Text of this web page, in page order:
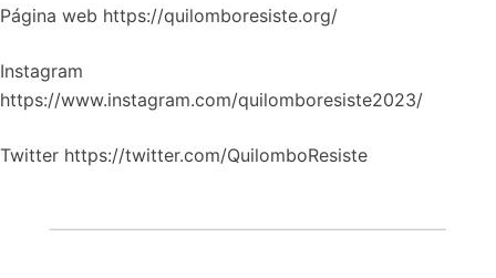
Página web https://quilomboresiste.org/
Instagram
https://www.instagram.com/quilomboresiste2023/
Twitter https://twitter.com/QuilomboResiste